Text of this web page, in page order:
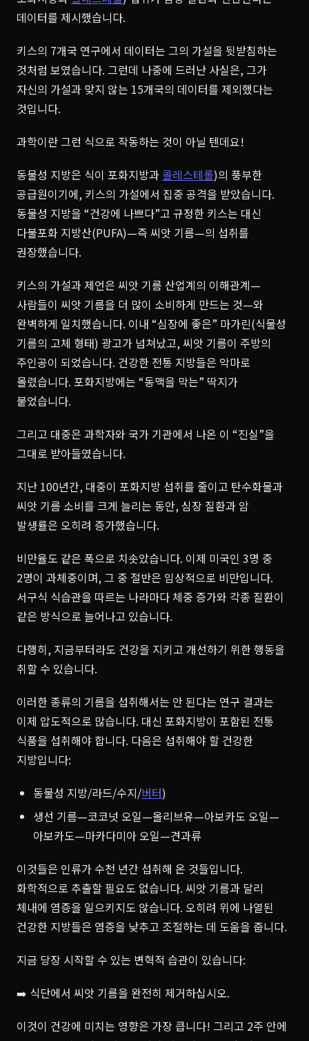
데이터를 제시했습니다.
키스의 7개국 연구에서 데이터는 그의 가설을 뒷받침하는
것처럼 보였습니다. 그런데 나중에 드러난 사실은, 그가
자신의 가설과 맞지 않는 15개국의 데이터를 제외했다는
것입니다.
과학이란 그런 식으로 작동하는 것이 아닐 텐데요!
동물성 지방은 식이 포화지방과 콜레스테롤)의 풍부한
공급원이기에, 키스의 가설에서 집중 공격을 받았습니다.
동물성 지방을 “건강에 나쁘다”고 규정한 키스는 대신
다불포화 지방산(PUFA)—즉 씨앗 기름—의 섭취를
권장했습니다.
키스의 가설과 제언은 씨앗 기름 산업계의 이해관계—
사람들이 씨앗 기름을 더 많이 소비하게 만드는 것—와
완벽하게 일치했습니다. 이내 “심장에 좋은” 마가린(식물성
기름의 고체 형태) 광고가 넘쳐났고, 씨앗 기름이 주방의
주인공이 되었습니다. 건강한 전통 지방들은 악마로
몰렸습니다. 포화지방에는 “동맥을 막는” 딱지가
붙었습니다.
그리고 대중은 과학자와 국가 기관에서 나온 이 “진실”을
그대로 받아들였습니다.
지난 100년간, 대중이 포화지방 섭취를 줄이고 탄수화물과
씨앗 기름 소비를 크게 늘리는 동안, 심장 질환과 암
발생률은 오히려 증가했습니다.
비만율도 같은 폭으로 치솟았습니다. 이제 미국인 3명 중
2명이 과체중이며, 그 중 절반은 임상적으로 비만입니다.
서구식 식습관을 따르는 나라마다 체중 증가와 각종 질환이
같은 방식으로 늘어나고 있습니다.
다행히, 지금부터라도 건강을 지키고 개선하기 위한 행동을
취할 수 있습니다.
이러한 종류의 기름을 섭취해서는 안 된다는 연구 결과는
이제 압도적으로 많습니다. 대신 포화지방이 포함된 전통
식품을 섭취해야 합니다. 다음은 섭취해야 할 건강한
지방입니다:
동물성 지방/라드/수지/버터)
생선 기름—코코넛 오일—올리브유—아보카도 오일—
아보카도—마카다미아 오일—견과류
이것들은 인류가 수천 년간 섭취해 온 것들입니다.
화학적으로 추출할 필요도 없습니다. 씨앗 기름과 달리
체내에 염증을 일으키지도 않습니다. 오히려 위에 나열된
건강한 지방들은 염증을 낮추고 조절하는 데 도움을 줍니다.
지금 당장 시작할 수 있는 변혁적 습관이 있습니다:
➡️ 식단에서 씨앗 기름을 완전히 제거하십시오.
이것이 건강에 미치는 영향은 가장 큽니다! 그리고 2주 안에